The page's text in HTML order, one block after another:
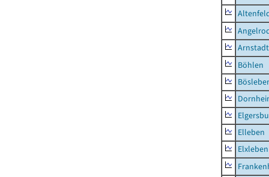
Böhlen
Elleben
Elxleben